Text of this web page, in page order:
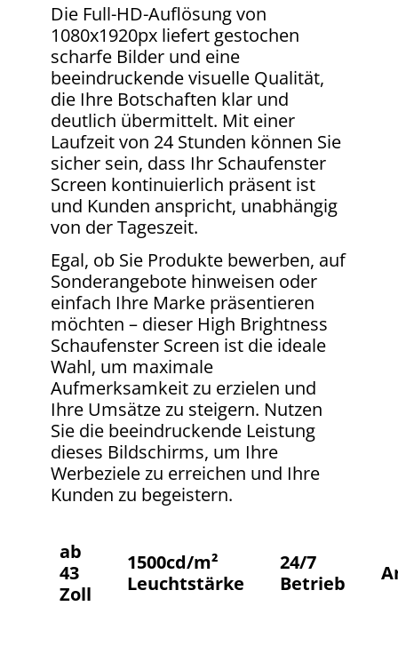
Die Full-HD-Auflösung von
1080x1920px liefert gestochen
scharfe Bilder und eine
beeindruckende visuelle Qualität,
die Ihre Botschaften klar und
deutlich übermittelt. Mit einer
Laufzeit von 24 Stunden können Sie
sicher sein, dass Ihr Schaufenster
Screen kontinuierlich präsent ist
und Kunden anspricht, unabhängig
von der Tageszeit.
Egal, ob Sie Produkte bewerben, auf
Sonderangebote hinweisen oder
einfach Ihre Marke präsentieren
möchten – dieser High Brightness
Schaufenster Screen ist die ideale
Wahl, um maximale
Aufmerksamkeit zu erzielen und
Ihre Umsätze zu steigern. Nutzen
Sie die beeindruckende Leistung
dieses Bildschirms, um Ihre
Werbeziele zu erreichen und Ihre
Kunden zu begeistern.
ab
43
Zoll
1500cd/m²
Leuchtstärke
24/7
Betrieb